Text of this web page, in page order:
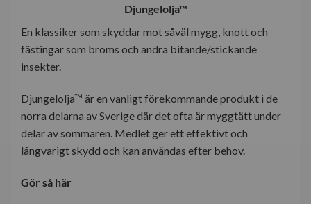
Djungelolja™
En klassiker som skyddar mot såväl mygg, knott och
fästingar som broms och andra bitande/stickande
insekter.
Djungelolja™ är en vanligt förekommande produkt i de
norra delarna av Sverige där det ofta är myggtätt under
delar av sommaren. Medlet ger ett effektivt och
långvarigt skydd och kan användas efter behov.
Gör så här